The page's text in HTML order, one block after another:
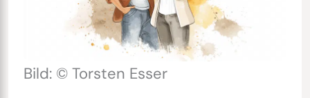
Bild: © Torsten Esser